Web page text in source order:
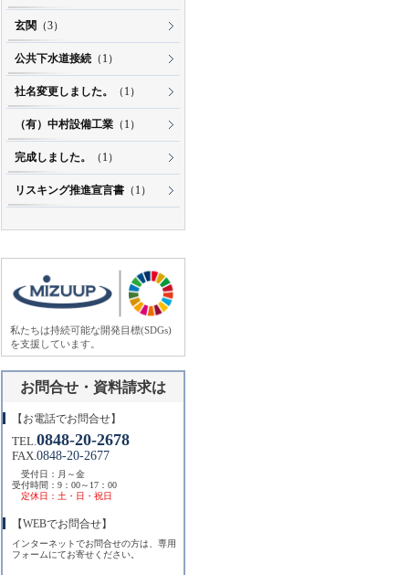
玄関 （3）
公共下水道接続 （1）
社名変更しました。 （1）
（有）中村設備工業 （1）
完成しました。 （1）
リスキング推進宣言書 （1）
私たちは持続可能な開発目標(SDGs)
を支援しています。
お問合せ・資料請求は
【お電話でお問合せ】
TEL. 0848-20-2678
FAX. 0848-20-2677
受付日：月～金
受付時間：9：00～17：00
定休日：土・日・祝日
【WEBでお問合せ】
インターネットでお問合せの方は、専用
フォームにてお寄せください。